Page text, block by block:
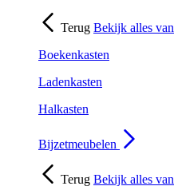
Terug Bekijk alles van
Boekenkasten
Ladenkasten
Halkasten
Bijzetmeubelen
Terug Bekijk alles van